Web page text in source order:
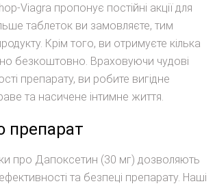
Viagra пропонує постійні акції для
таблеток ви замовляєте, тим
Крім того, ви отримуєте кілька
безкоштовно. Враховуючи чудові
препарату, ви робите вигідне
та насичене інтимне життя.
препарат
про Дапоксетин (30 мг) дозволяють
та безпеці препарату. Наші